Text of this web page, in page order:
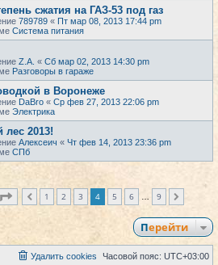
сжатия на ГАЗ-53 под газ
789789 « Пт мар 08, 2013 17:44 pm
Система питания
Z.A. « Сб мар 02, 2013 14:30 pm
Разговоры в гараже
в Воронеже
DaBro « Ср фев 27, 2013 22:06 pm
Электрика
лес 2013!
Алексеич « Чт фев 14, 2013 23:36 pm
СПб
Страница из
Пред.
1 2 3 4 5 6 9
Перейти
Часовой пояс: UTC+03:00
Удалить cookies